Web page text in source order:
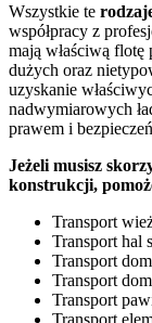
Wszystkie te
współpracy z
mają właściwą flotę
dużych oraz
uzyskanie
nadwymiarowych
prawem i
Jeżeli musisz
konstrukcji,
Transport
Transport hal
Transport
Transport
Transport
Transport